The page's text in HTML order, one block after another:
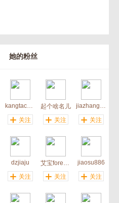
她的粉丝
kangtachao
关注
起个啥名儿
关注
jiazhangliao
关注
dzjiaju
关注
艾宝forever
关注
jiaosu886
关注